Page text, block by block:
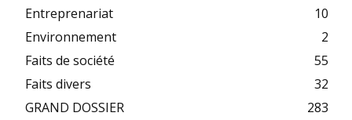
Entreprenariat
10
Environnement
2
Faits de société
55
Faits divers
32
GRAND DOSSIER
283